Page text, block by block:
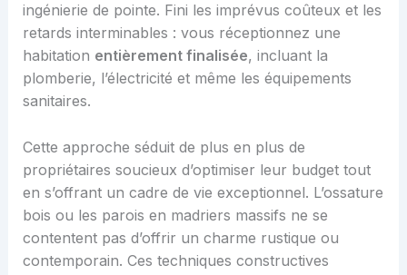
ingénierie de pointe. Fini les imprévus coûteux et les
retards interminables : vous réceptionnez une
habitation entièrement finalisée, incluant la
plomberie, l’électricité et même les équipements
sanitaires.
Cette approche séduit de plus en plus de
propriétaires soucieux d’optimiser leur budget tout
en s’offrant un cadre de vie exceptionnel. L’ossature
bois ou les parois en madriers massifs ne se
contentent pas d’offrir un charme rustique ou
contemporain. Ces techniques constructives